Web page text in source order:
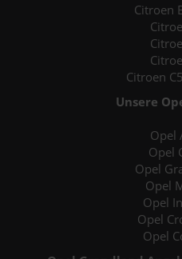
Citroen
Citroen
Unsere
Opel
Opel
Opel
Opel
Opel
Opel
Opel